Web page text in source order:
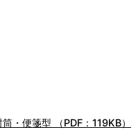
・便箋型 （PDF：119KB）